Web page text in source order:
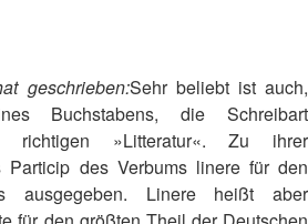
geschrieben:Sehr beliebt ist auch,
Buchstabens, die Schreibart
richtigen »Litteratur«. Zu ihrer
Particip des Verbums linere für den
ausgegeben. Linere heißt aber